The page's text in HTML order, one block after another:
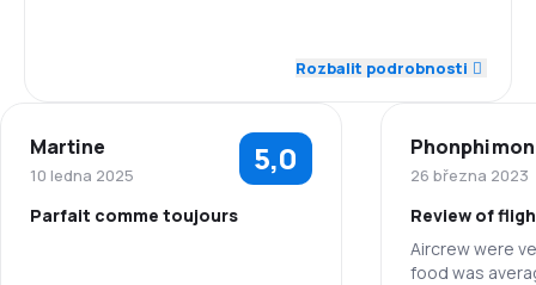
Síť spojení 4,3
Ceny letenek 3,5
Rozbalit podrobnosti
Martine
10 ledna 2025 5,0
Parfait comme toujours
Phonphimon
26 března 2023
Review of
Aircrew were very
food was